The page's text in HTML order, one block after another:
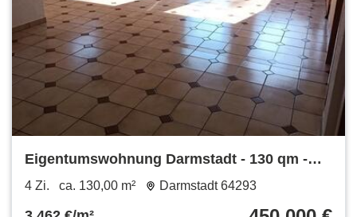
Eigentumswohnung Darmstadt - 130 qm -
teilbar - provisionsfrei
4 Zi. ca. 130,00 m² Darmstadt 64293